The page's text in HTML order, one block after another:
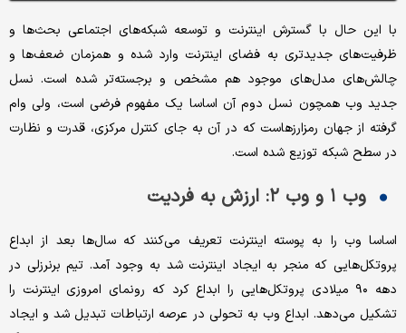
با این حال با گسترش اینترنت و توسعه شبکه‌های اجتماعی بحث‌ها و
ظرفیت‌های جدیدتری به فضای اینترنت وارد شده و همزمان ضعف‌ها و
چالش‌های مدل‌های موجود هم مشخص و برجسته‌تر شده است. نسل
جدید وب همچون نسل دوم آن اساسا یک مفهوم فرضی است، ولی وام
گرفته از جهان رمزارزهاست که در آن به جای کنترل مرکزی، قدرت و نظارت
در سطح شبکه توزیع شده است.
وب ۱ و وب ۲: ارزش به فردیت
اساسا وب را به پوسته اینترنت تعریف می‌کنند که سال‌ها بعد از ابداع
پروتکل‌هایی که منجر به ایجاد اینترنت شد به وجود آمد. تیم برنرزلی در
دهه ۹۰ میلادی پروتکل‌هایی را ابداع کرد که رونمای امروزی اینترنت را
تشکیل می‌دهد. ابداع وب به تحولی در عرصه ارتباطات تبدیل شد و ایجاد